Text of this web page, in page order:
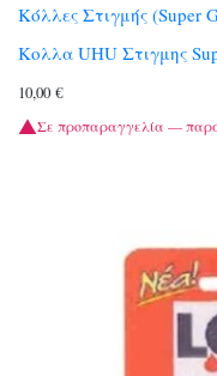
Κόλλες Στιγμής (Super
Κολλα UHU Στιγμης
10,00 €
Σε προπαραγγελία —